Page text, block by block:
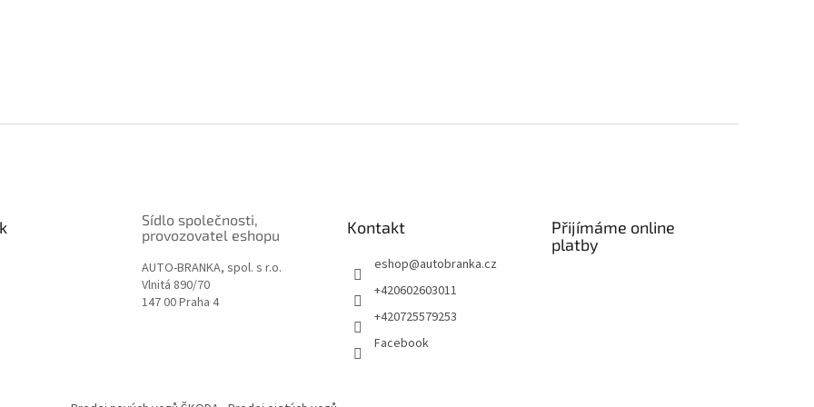
Sídlo společnosti,
provozovatel eshopu
AUTO-BRANKA, spol. s r.o.
Vlnitá 890/70
147 00 Praha 4
Kontakt
eshop@autobranka.cz
+420602603011
+420725579253
Facebook
Přijímáme online
platby